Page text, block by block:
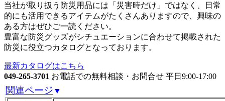
当社が取り扱う防災用品には「災害時だけ」ではなく、日常
的にも活用できるアイテムがたくさんありますので、興味の
ある方はぜひご一読ください。
豊富な防災グッズがシチュエーションに合わせて掲載された
防災に役立つカタログとなっております。
最新カタログはこちら
049-265-3701 お電話での無料相談・お問合せ 平日9:00-17:00
関連ページ ▼